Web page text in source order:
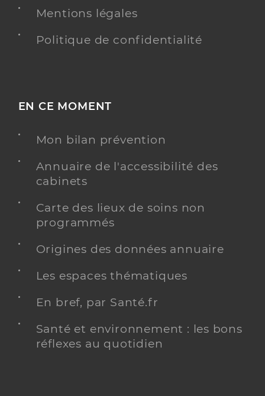
Mentions légales
Politique de confidentialité
EN CE MOMENT
Mon bilan prévention
Annuaire de l'accessibilité des
cabinets
Carte des lieux de soins non
programmés
Origines des données annuaire
Les espaces thématiques
En bref, par Santé.fr
Santé et environnement : les bons
réflexes au quotidien